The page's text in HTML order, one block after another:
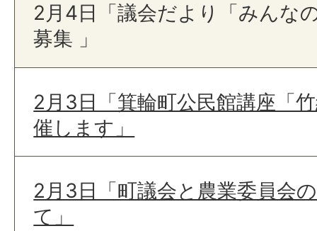
2月4日「議会だより「みんな
募集 」
2月3日「箕輪町公民館講座「
催します」
2月3日「町議会と農業委員会
て」